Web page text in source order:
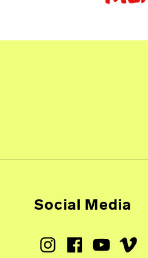
Social Media
InstagramFacebookYoutubeVimeo